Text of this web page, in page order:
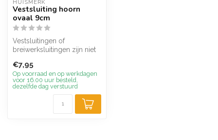
HUISMERK
Vestsluiting hoorn
ovaal 9cm
Vestsluitingen of
breiwerksluitingen zijn niet
ze le...
€7,95
Op voorraad en op werkdagen
voor 16.00 uur besteld,
dezelfde dag verstuurd